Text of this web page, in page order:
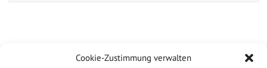
Cookie-Zustimmung verwalten